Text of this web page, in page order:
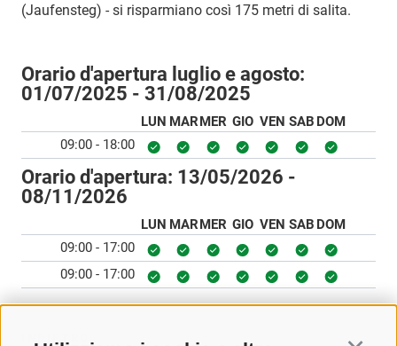
(Jaufensteg) - si risparmiano così 175 metri di salita.
Orario d'apertura luglio e agosto:
01/07/2025 - 31/08/2025
LUN MARMER GIO VEN SAB DOM
09:00 - 18:00
Orario d'apertura: 13/05/2026 -
08/11/2026
LUN MARMER GIO VEN SAB DOM
09:00 - 17:00
09:00 - 17:00